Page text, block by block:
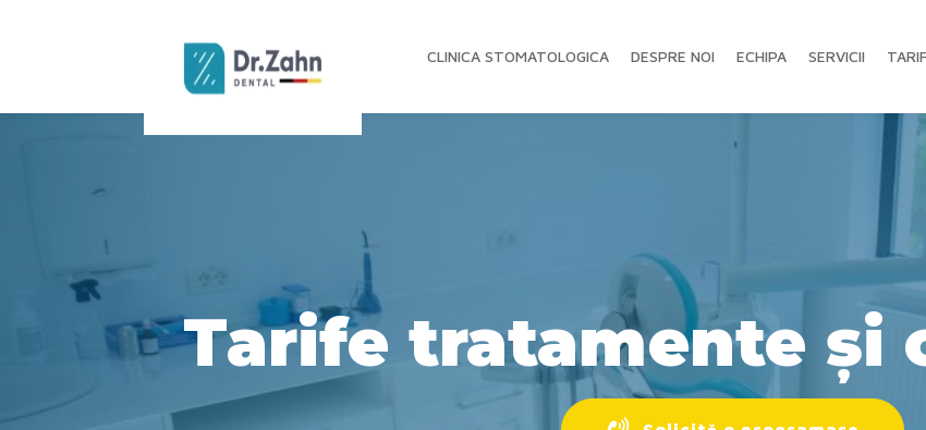
CLINICA STOMATOLOGICA DESPRE NOI ECHIPA SERVICII
Tarife tratamente și